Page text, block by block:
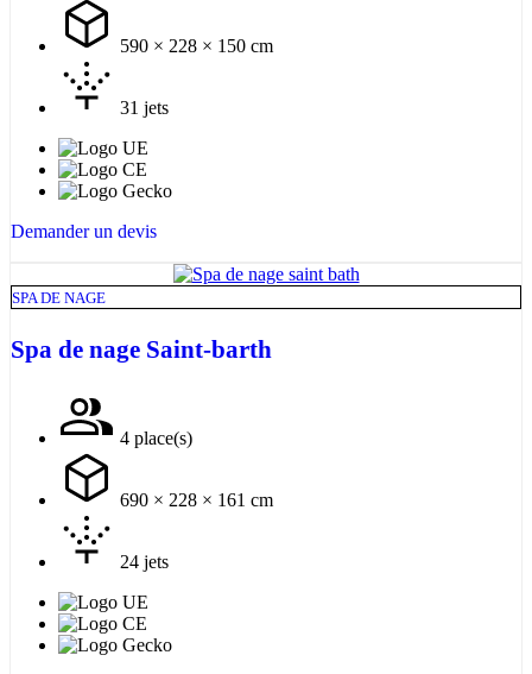
590 × 228 × 150 cm
31 jets
Demander un devis
SPA DE NAGE
Spa de nage Saint-barth
4 place(s)
690 × 228 × 161 cm
24 jets